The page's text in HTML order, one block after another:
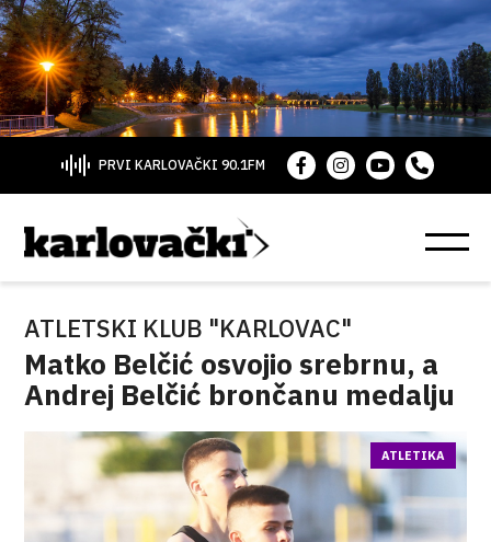
PRVI KARLOVAČKI 90.1FM
ATLETSKI KLUB "KARLOVAC"
Matko Belčić osvojio srebrnu, a
Andrej Belčić brončanu medalju
ATLETIKA